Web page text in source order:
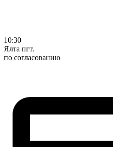
10:30
Ялта пгт.
по согласованию